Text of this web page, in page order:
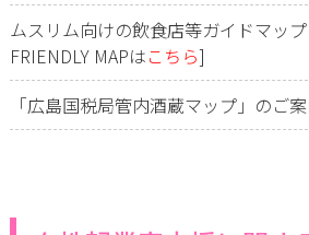
ムスリム向けの飲食店等ガイドマッ
FRIENDLY MAPはこちら]
「広島国税局管内酒蔵マップ」のご